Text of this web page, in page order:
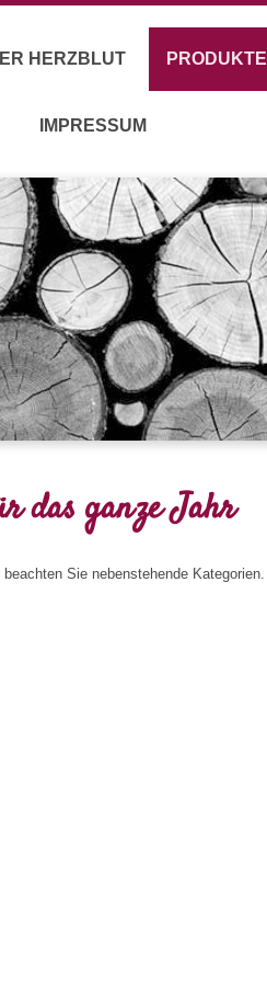
HERZBLUT PRODUKTE
IMPRESSUM
das ganze Jahr
beachten Sie nebenstehende Kategorien.